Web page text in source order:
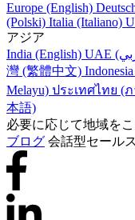
Europe (English)
(Polski) Italia (Italiano)
アジア
India (English)
灣 (繁體中文)
Melayu) ประเทศไทย (
本語)
必要に応じて地域を
ブログ 会話型セール